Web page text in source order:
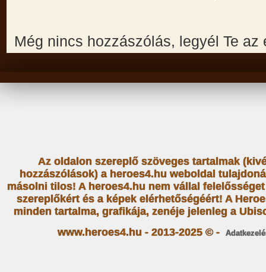
Még nincs hozzászólás, legyél Te az
Az oldalon szereplő szöveges tartalmak
hozzászólások) a heroes4.hu weboldal
másolni tilos! A heroes4.hu nem vállal
szereplőkért és a képek elérhetőségéért! A
minden tartalma, grafikája, zenéje jelenleg a
www.heroes4.hu - 2013-2025 © -